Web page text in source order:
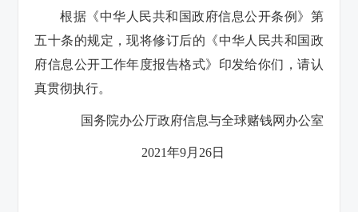
根据《中华人民共和国政府信息公开条例》第
五十条的规定，现将修订后的《中华人民共和国政
府信息公开工作年度报告格式》印发给你们，请认
真贯彻执行。
国务院办公厅政府信息与全球赌钱网办公室
2021年9月26日